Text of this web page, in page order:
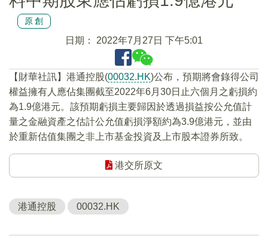
原創
日期： 2022年7月27日 下午5:01
【財華社訊】港通控股(00032.HK)公布，預期將會錄得公司
權益擁有人應佔集團截至2022年6月30日止六個月之虧損約
為1.9億港元。該預期虧損主要歸因於透過損益按公允值計
量之金融資產之估計公允值虧損淨額約為3.9億港元，並由
於重新估值集團之非上市基金投資及上市股本證券所致。
港交所原文
港通控股 00032.HK